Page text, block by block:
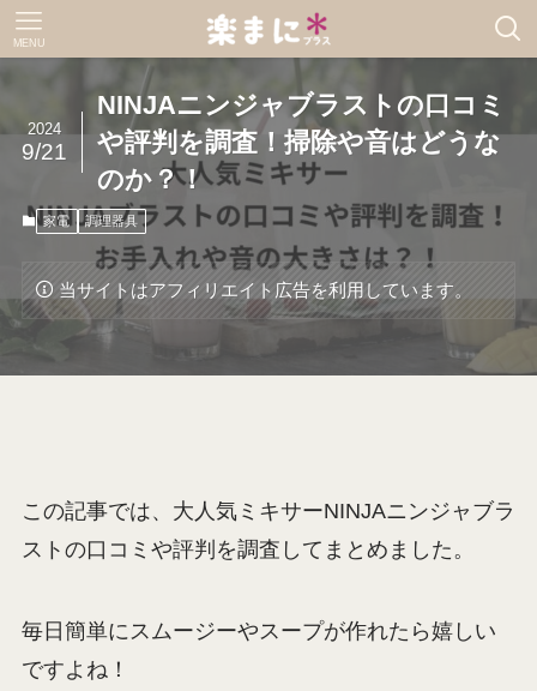
MENU
NINJAニンジャブラストの口コミ
や評判を調査！掃除や音はどうな
のか？！
2024
9/21
家電 調理器具
当サイトはアフィリエイト広告を利用しています。
この記事では、大人気ミキサーNINJAニンジャブラ
ストの口コミや評判を調査してまとめました。
毎日簡単にスムージーやスープが作れたら嬉しい
ですよね！